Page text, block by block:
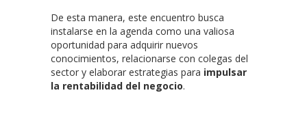
De esta manera, este encuentro busca
instalarse en la agenda como una valiosa
oportunidad para adquirir nuevos
conocimientos, relacionarse con colegas del
sector y elaborar estrategias para impulsar
la rentabilidad del negocio.